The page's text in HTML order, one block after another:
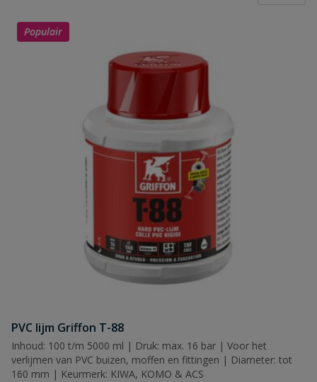
Populair
PVC lijm Griffon T-88
Inhoud: 100 t/m 5000 ml | Druk: max. 16 bar | Voor het
verlijmen van PVC buizen, moffen en fittingen | Diameter: tot
160 mm | Keurmerk: KIWA, KOMO & ACS